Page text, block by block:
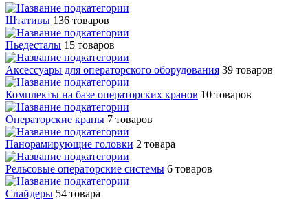
Штативы 136 товаров
Пьедесталы 15 товаров
Аксессуары для операторского оборудования 39 товаров
Комплекты на базе операторских кранов 10 товаров
Операторские краны 7 товаров
Панорамирующие головки 2 товара
Рельсовые операторские системы 6 товаров
Слайдеры 54 товара